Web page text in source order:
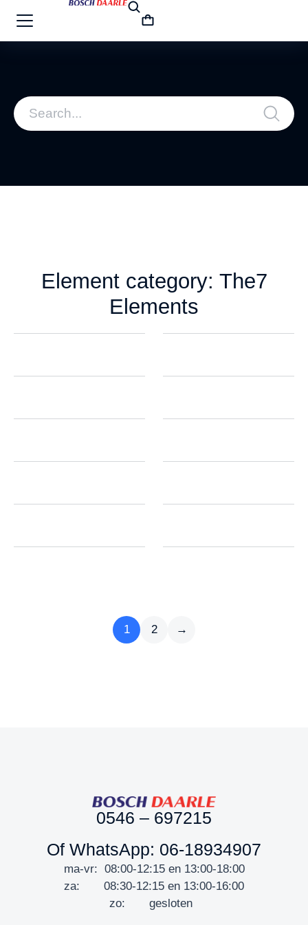
Element category: The7
Elements
1 2 →
0546 – 697215
Of WhatsApp: 06-18934907
ma-vr: 08:00-12:15 en 13:00-18:00
za: 08:30-12:15 en 13:00-16:00
zo: gesloten